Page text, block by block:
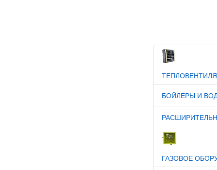
БОЙЛЕРЫ И
ГАЗОВОЕ